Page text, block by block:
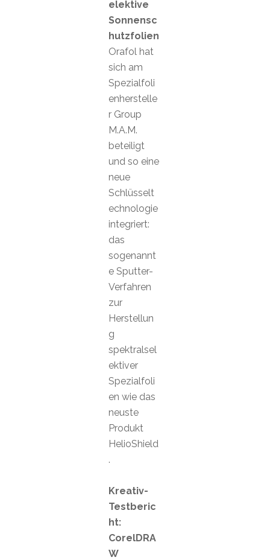
elektive
Sonnensc
hutzfolien
Orafol hat
sich am
Spezialfoli
enherstelle
r Group
M.A.M.
beteiligt
und so eine
neue
Schlüsselt
echnologie
integriert:
das
sogenannt
e Sputter-
Verfahren
zur
Herstellun
g
spektralsel
ektiver
Spezialfoli
en wie das
neuste
Produkt
HelioShield
.
Kreativ-
Testberic
ht:
CorelDRA
W